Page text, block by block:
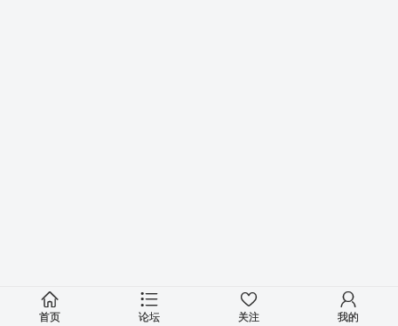
首页 论坛 关注 我的